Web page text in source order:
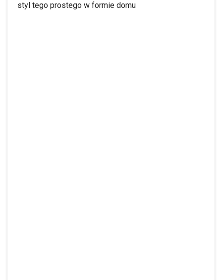
styl tego prostego w formie domu